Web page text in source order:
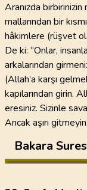
Aranızda birbirinizin
mallarından bir
hâkimlere (rüşvet
De ki: “Onlar,
arkalarından
(Allah’a karşı
kapılarından girin.
eresiniz. Sizinle
Ancak aşırı
Bakara